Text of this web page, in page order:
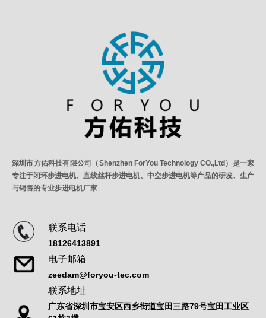
深圳市方佑科技有限公司（Shenzhen ForYou Technology CO.,Ltd）是一家
专注于闭环步进电机、直线丝杆步进电机、中空步进电机等产品的研发、生产
与销售的专业步进电机厂家
联系电话
18126413891
电子邮箱
zeedam@foryou-tec.com
联系地址
广东省深圳市宝安区西乡街道宝田三路79号宝田工业区